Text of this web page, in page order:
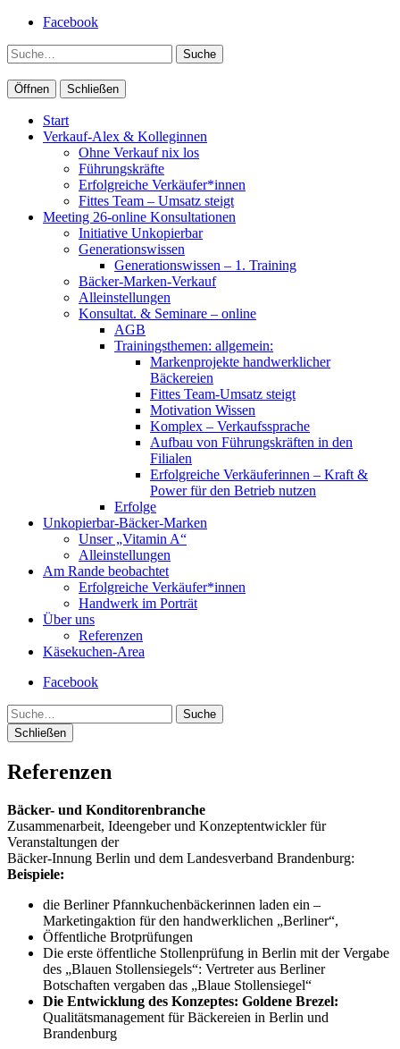
Facebook
Suche
Öffnen Schließen
Start
Verkauf-Alex & Kolleginnen
Ohne Verkauf nix los
Führungskräfte
Erfolgreiche Verkäufer*innen
Fittes Team – Umsatz steigt
Meeting 26-online Konsultationen
Initiative Unkopierbar
Generationswissen
Generationswissen – 1. Training
Bäcker-Marken-Verkauf
Alleinstellungen
Konsultat. & Seminare – online
AGB
Trainingsthemen: allgemein:
Markenprojekte handwerklicher
Bäckereien
Fittes Team-Umsatz steigt
Motivation Wissen
Komplex – Verkaufssprache
Aufbau von Führungskräften in den
Filialen
Erfolgreiche Verkäuferinnen – Kraft &
Power für den Betrieb nutzen
Erfolge
Unkopierbar-Bäcker-Marken
Unser „Vitamin A“
Alleinstellungen
Am Rande beobachtet
Erfolgreiche Verkäufer*innen
Handwerk im Porträt
Über uns
Referenzen
Käsekuchen-Area
Facebook
Suche
Schließen
Referenzen
Bäcker- und Konditorenbranche
Zusammenarbeit, Ideengeber und Konzeptentwickler für
Veranstaltungen der
Bäcker-Innung Berlin und dem Landesverband Brandenburg:
Beispiele:
die Berliner Pfannkuchenbäckerinnen laden ein –
Marketingaktion für den handwerklichen „Berliner“,
Öffentliche Brotprüfungen
Die erste öffentliche Stollenprüfung in Berlin mit der Vergabe
des „Blauen Stollensiegels“: Vertreter aus Berliner
Botschaften vergaben das „Blaue Stollensiegel“
Die Entwicklung des Konzeptes: Goldene Brezel:
Qualitätsmanagement für Bäckereien in Berlin und
Brandenburg